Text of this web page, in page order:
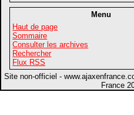
Menu
Haut de page
Sommaire
Consulter les archives
Rechercher
Flux RSS
Site non-officiel -
France